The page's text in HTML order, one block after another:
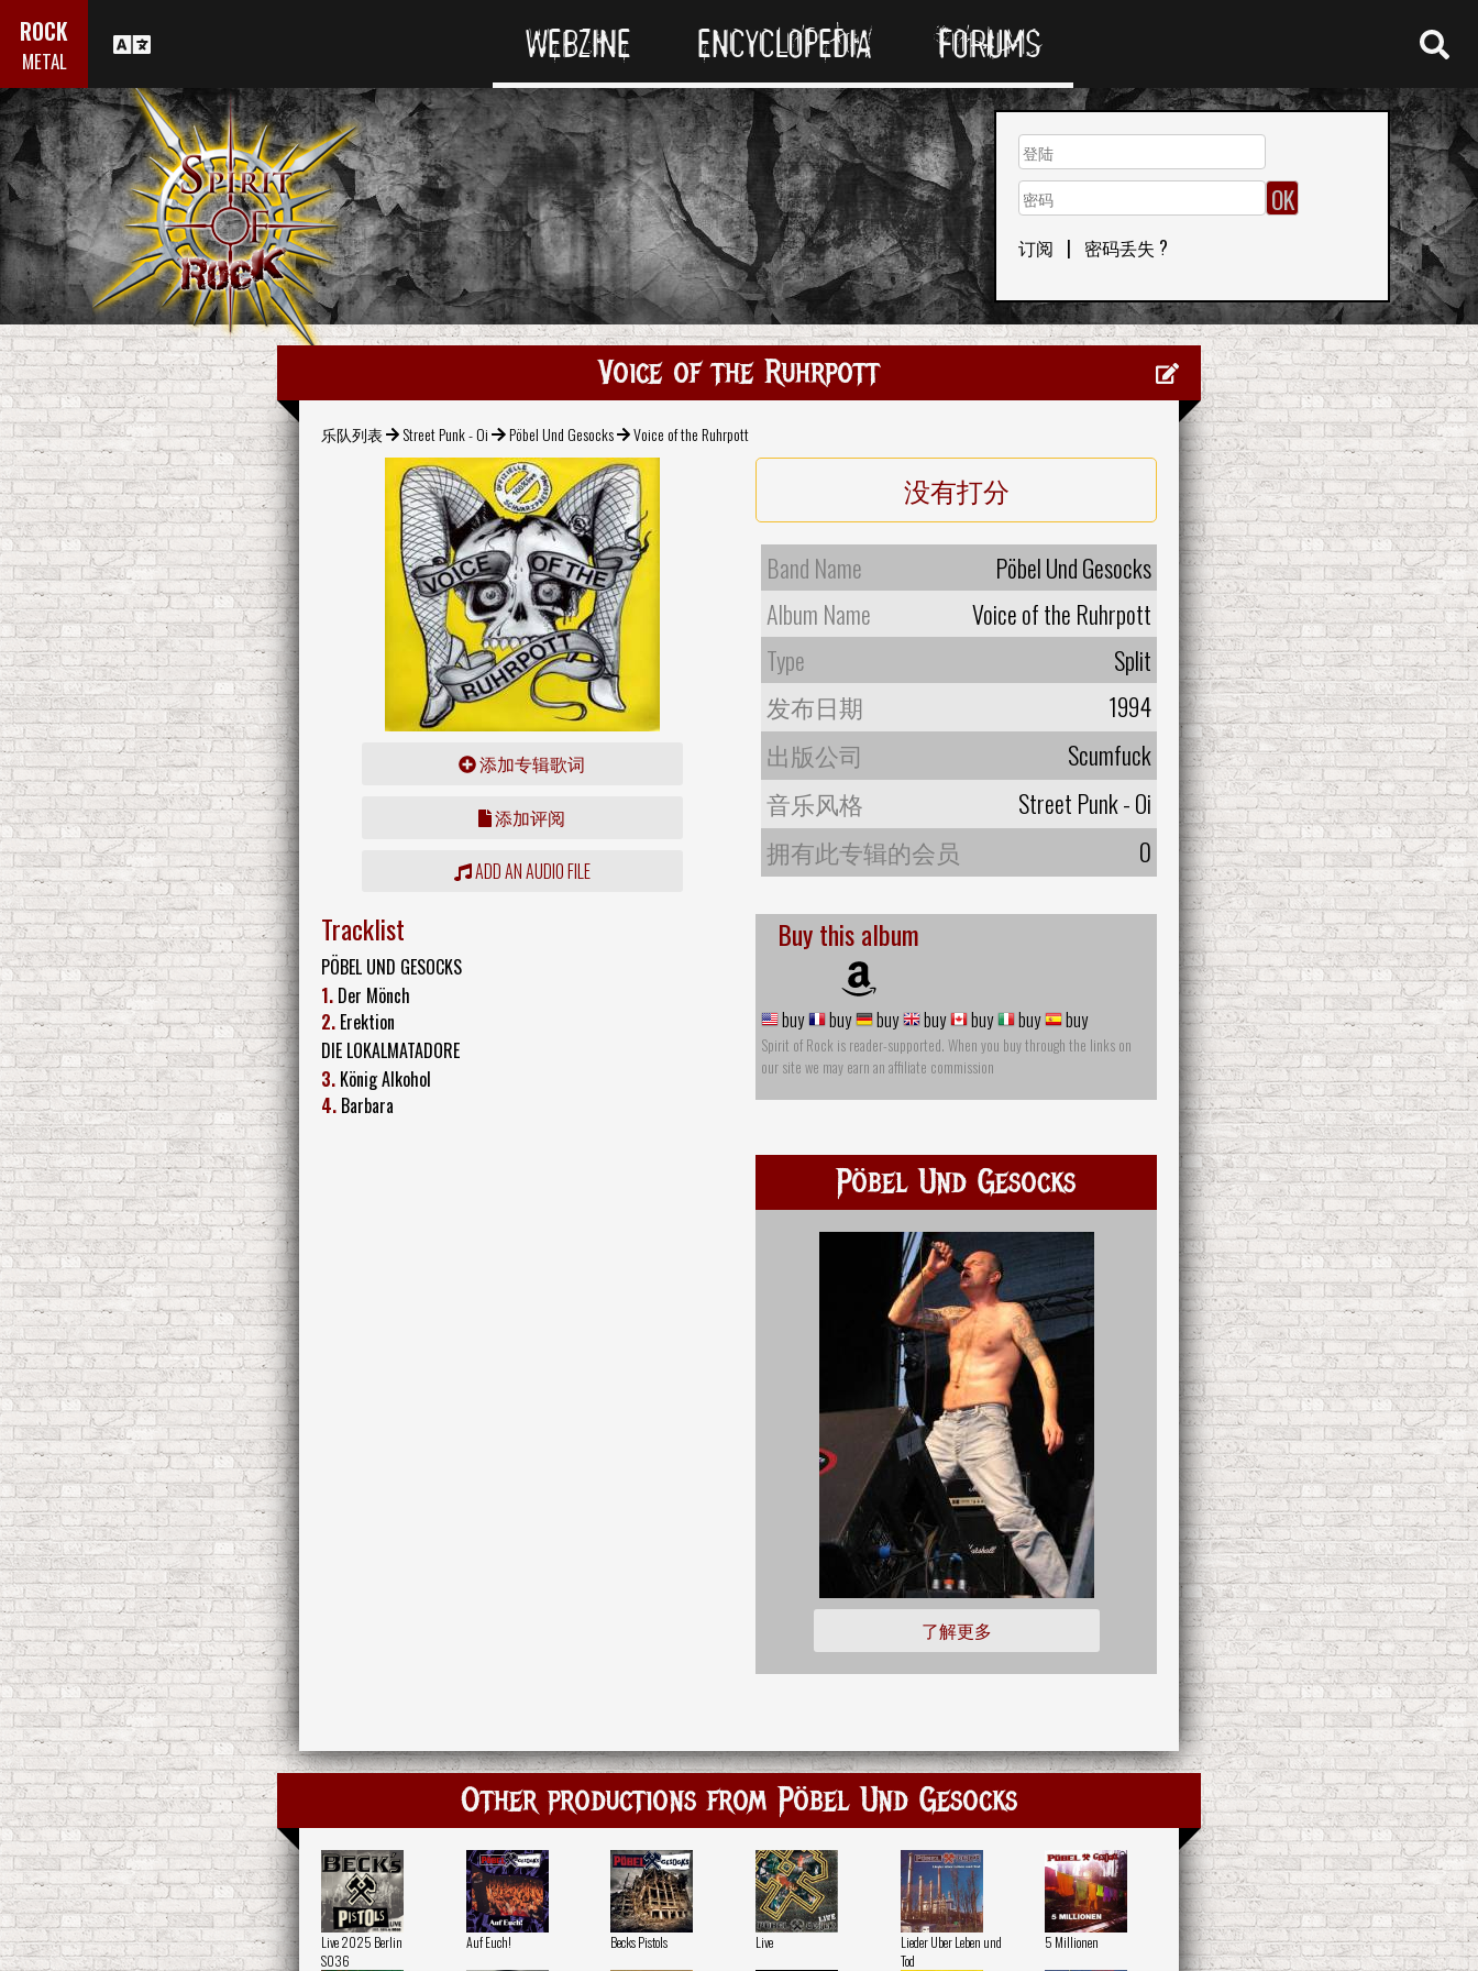
ROCK
METAL WEBZINE ENCYCLOPEDIA FORUMS
订阅 | 密码丢失 ?
Voice of the Ruhrpott
乐队列表 Street Punk - Oi Pöbel Und Gesocks Voice of the Ruhrpott
添加专辑歌词
添加评阅
ADD AN AUDIO FILE
没有打分
Band Name
Pöbel Und Gesocks
Album Name
Voice of the Ruhrpott
Type
Split
发布日期
1994
出版公司
Scumfuck
音乐风格
Street Punk - Oi
拥有此专辑的会员
0
Tracklist
PÖBEL UND GESOCKS
1. Der Mönch
2. Erektion
DIE LOKALMATADORE
3. König Alkohol
4. Barbara
Buy this album
buy buy buy buy buy buy buy
Spirit of Rock is reader-supported. When you buy through the links on
our site we may earn an affiliate commission
Pöbel Und Gesocks
了解更多
Other productions from Pöbel Und Gesocks
Live 2025 Berlin
SO36
Auf Euch! Becks Pistols Live
Lieder Uber Leben und
Tod
5 Millionen